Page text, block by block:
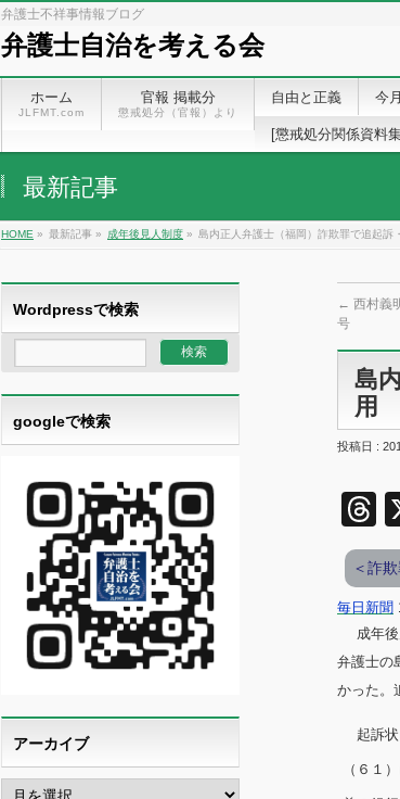
弁護士不祥事情報ブログ
弁護士自治を考える会
ホーム
JLFMT.com
官報 掲載分
懲戒処分（官報）より
自由と正義 今
[懲戒処分関係資料
最新記事
HOME » 最新記事 » 成年後見人制度 » 島内正人弁護士（福岡）詐欺罪で追起訴
← 西村義
号
島
用
投稿日 :
＜詐
毎日新聞
成年
弁護士の
かった。
起訴状
（６１
Wordpressで検索
googleで検索
アーカイブ
ア